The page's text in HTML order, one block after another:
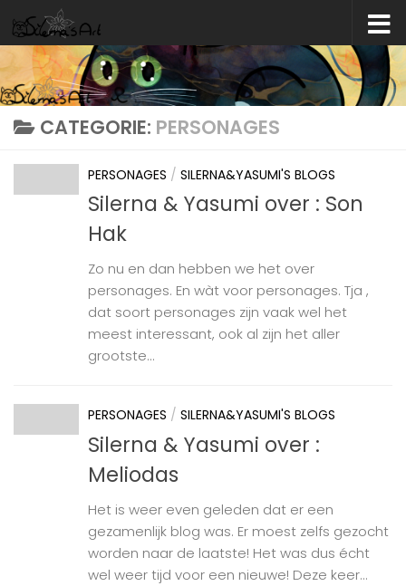
Skip to content
CATEGORIE: PERSONAGES
PERSONAGES / SILERNA&YASUMI'S BLOGS
Silerna & Yasumi over : Son
Hak
Zo nu en dan hebben we het over
personages. En wàt voor personages. Tja ,
dat soort personages zijn vaak wel het
meest interessant, ook al zijn het aller
grootste...
PERSONAGES / SILERNA&YASUMI'S BLOGS
Silerna & Yasumi over :
Meliodas
Het is weer even geleden dat er een
gezamenlijk blog was. Er moest zelfs gezocht
worden naar de laatste! Het was dus écht
wel weer tijd voor een nieuwe! Deze keer...